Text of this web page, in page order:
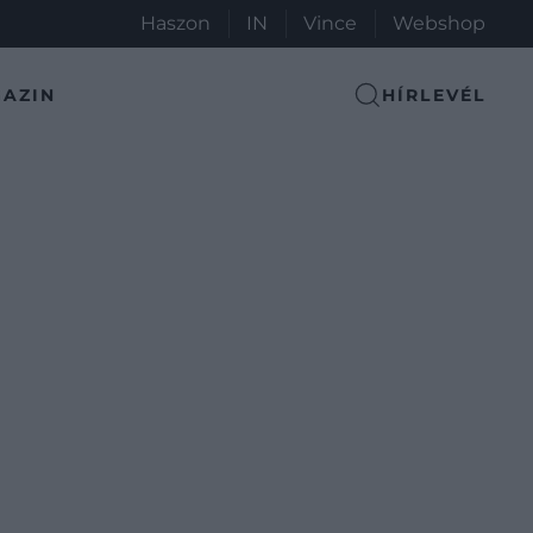
Haszon IN Vince Webshop
HÍRLEVÉL